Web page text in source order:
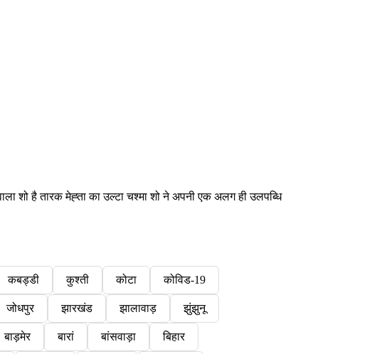
शो है तारक मेह्ता का उल्टा चश्मा शो ने अपनी एक अलग ही उलपब्धि
कबड्डी कुश्ती कोटा कोविड-19
जोधपुर झारखंड झालावाड़ झुंझुनू
बाड़मेर बारां बांसवाड़ा बिहार